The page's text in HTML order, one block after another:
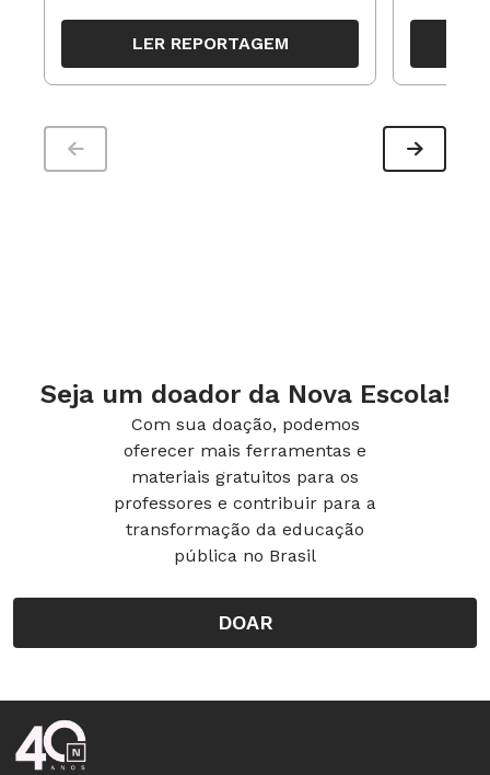
organizar ações para orientar o
trabalho pedagógico ao longo do
período
LER REPORTAGEM
propostas
Seja um doador da Nova Escola!
Com sua doação, podemos
oferecer mais ferramentas e
materiais gratuitos para os
professores e contribuir para a
transformação da educação
pública no Brasil
DOAR
Rodapé da Nova Escola